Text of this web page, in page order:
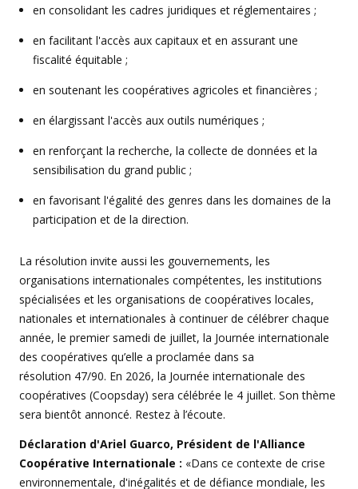
en consolidant les cadres juridiques et réglementaires ;
en facilitant l'accès aux capitaux et en assurant une
fiscalité équitable ;
en soutenant les coopératives agricoles et financières ;
en élargissant l'accès aux outils numériques ;
en renforçant la recherche, la collecte de données et la
sensibilisation du grand public ;
en favorisant l'égalité des genres dans les domaines de la
participation et de la direction.
La résolution invite aussi les gouvernements, les
organisations internationales compétentes, les institutions
spécialisées et les organisations de coopératives locales,
nationales et internationales à continuer de célébrer chaque
année, le premier samedi de juillet, la Journée internationale
des coopératives qu’elle a proclamée dans sa
résolution 47/90. En 2026, la Journée internationale des
coopératives (Coopsday) sera célébrée le 4 juillet. Son thème
sera bientôt annoncé. Restez à l’écoute.
Déclaration d'Ariel Guarco, Président de l'Alliance
Coopérative Internationale : «Dans ce contexte de crise
environnementale, d'inégalités et de défiance mondiale, les